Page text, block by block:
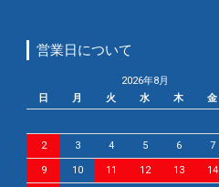
営業日について
2026年8月
日
月 火 水 木 金
2 3 4 5 6 7
9 10 11 12 13 14